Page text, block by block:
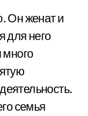
Он женат и
для него
много
семья